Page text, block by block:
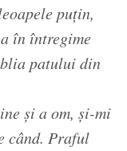
puțin,
în întregime
patului din
și a om, și-mi
când. Praful